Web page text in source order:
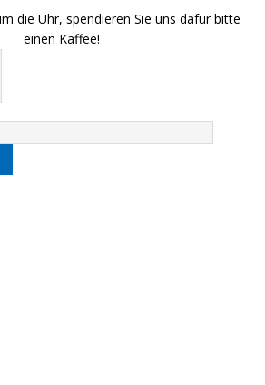
die Uhr, spendieren Sie uns dafür bitte
einen Kaffee!